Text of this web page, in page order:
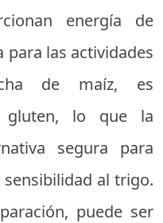
energía de
para las actividades
de maíz, es
gluten, lo que la
segura para
al trigo.
puede ser